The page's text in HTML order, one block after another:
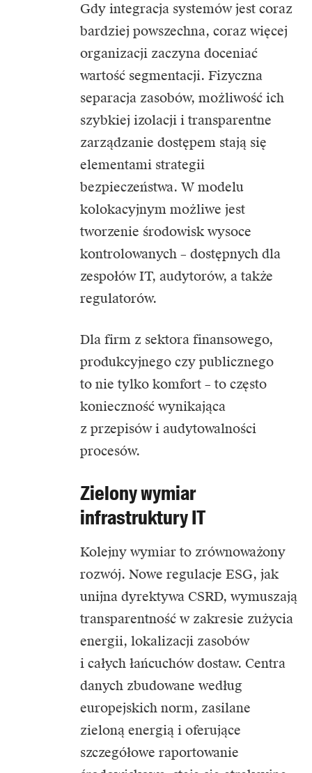
Gdy integracja systemów jest coraz
bardziej powszechna, coraz więcej
organizacji zaczyna doceniać
wartość segmentacji. Fizyczna
separacja zasobów, możliwość ich
szybkiej izolacji i transparentne
zarządzanie dostępem stają się
elementami strategii
bezpieczeństwa. W modelu
kolokacyjnym możliwe jest
tworzenie środowisk wysoce
kontrolowanych – dostępnych dla
zespołów IT, audytorów, a także
regulatorów.
Dla firm z sektora finansowego,
produkcyjnego czy publicznego
to nie tylko komfort – to często
konieczność wynikająca
z przepisów i audytowalności
procesów.
Zielony wymiar
infrastruktury IT
Kolejny wymiar to zrównoważony
rozwój. Nowe regulacje ESG, jak
unijna dyrektywa CSRD, wymuszają
transparentność w zakresie zużycia
energii, lokalizacji zasobów
i całych łańcuchów dostaw. Centra
danych zbudowane według
europejskich norm, zasilane
zieloną energią i oferujące
szczegółowe raportowanie